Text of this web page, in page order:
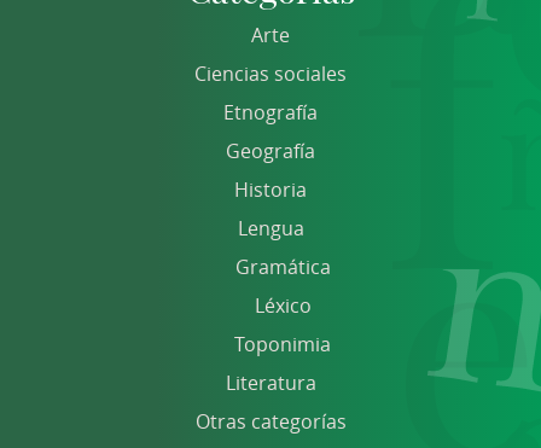
Arte
Ciencias sociales
Etnografía
Geografía
Historia
Lengua
Gramática
Léxico
Toponimia
Literatura
Otras categorías